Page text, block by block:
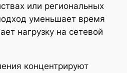
или региональных
уменьшает время
нагрузку на сетевой
концентрируют